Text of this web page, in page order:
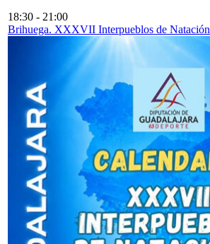
18:30 - 21:00
Brihuega. XXXVII Interpueblos de Natación